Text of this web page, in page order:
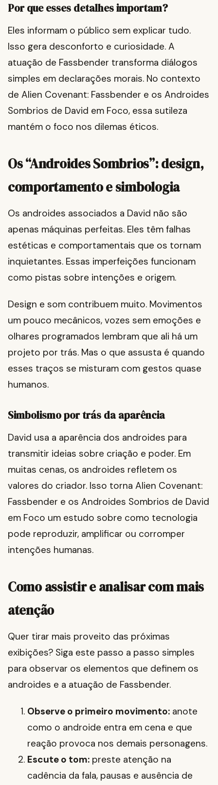
Por que esses detalhes importam?
Eles informam o público sem explicar tudo.
Isso gera desconforto e curiosidade. A
atuação de Fassbender transforma diálogos
simples em declarações morais. No contexto
de Alien Covenant: Fassbender e os Androides
Sombrios de David em Foco, essa sutileza
mantém o foco nos dilemas éticos.
Os “Androides Sombrios”: design,
comportamento e simbologia
Os androides associados a David não são
apenas máquinas perfeitas. Eles têm falhas
estéticas e comportamentais que os tornam
inquietantes. Essas imperfeições funcionam
como pistas sobre intenções e origem.
Design e som contribuem muito. Movimentos
um pouco mecânicos, vozes sem emoções e
olhares programados lembram que ali há um
projeto por trás. Mas o que assusta é quando
esses traços se misturam com gestos quase
humanos.
Simbolismo por trás da aparência
David usa a aparência dos androides para
transmitir ideias sobre criação e poder. Em
muitas cenas, os androides refletem os
valores do criador. Isso torna Alien Covenant:
Fassbender e os Androides Sombrios de David
em Foco um estudo sobre como tecnologia
pode reproduzir, amplificar ou corromper
intenções humanas.
Como assistir e analisar com mais
atenção
Quer tirar mais proveito das próximas
exibições? Siga este passo a passo simples
para observar os elementos que definem os
androides e a atuação de Fassbender.
Observe o primeiro movimento: anote
como o androide entra em cena e que
reação provoca nos demais personagens.
Escute o tom: preste atenção na
cadência da fala, pausas e ausência de